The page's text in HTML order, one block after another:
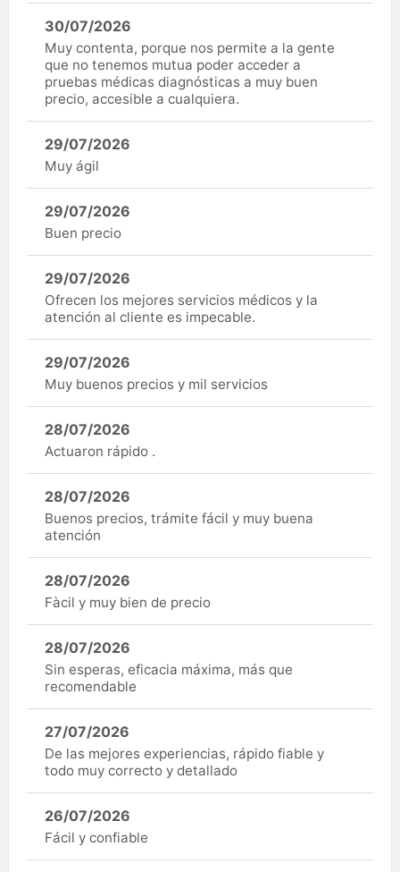
30/07/2026
Muy contenta, porque nos permite a la gente
que no tenemos mutua poder acceder a
pruebas médicas diagnósticas a muy buen
precio, accesible a cualquiera.
29/07/2026
Muy ágil
29/07/2026
Buen precio
29/07/2026
Ofrecen los mejores servicios médicos y la
atención al cliente es impecable.
29/07/2026
Muy buenos precios y mil servicios
28/07/2026
Actuaron rápido .
28/07/2026
Buenos precios, trámite fácil y muy buena
atención
28/07/2026
Fàcil y muy bien de precio
28/07/2026
Sin esperas, eficacia máxima, más que
recomendable
27/07/2026
De las mejores experiencias, rápido fiable y
todo muy correcto y detallado
26/07/2026
Fácil y confiable